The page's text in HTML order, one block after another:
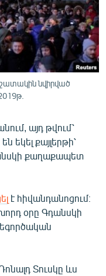
նվիրված
այդ թվում՝
եկել քայլերթի՝
քաղաքապետ
է հիվանդանոցում։
օրը Գդանսկի
Տուսկը ևս